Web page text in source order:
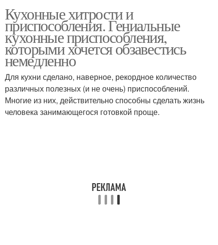
Кухонные хитрости и
приспособления. Гениальные
кухонные приспособления,
которыми хочется обзавестись
немедленно
Для кухни сделано, наверное, рекордное количество
различных полезных (и не очень) приспособлений.
Многие из них, действительно способны сделать жизнь
человека занимающегося готовкой проще.